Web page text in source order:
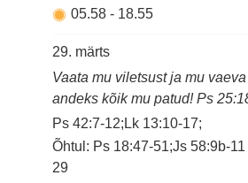
05.58- 18.55
29. märts
Vaata mu viletsust ja mu
andeks kõik mu patud! Ps
Ps 42:7-12;Lk 13:10-17;
Õhtul: Ps 18:47-51;Js 58:9b-
29